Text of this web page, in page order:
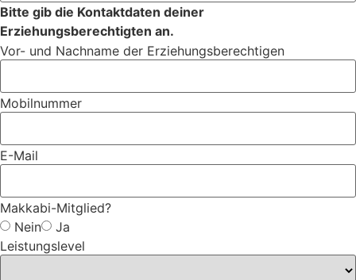
Bitte gib die Kontaktdaten deiner
Erziehungsberechtigten an.
Vor- und Nachname der Erziehungsberechtigen
Mobilnummer
E-Mail
Makkabi-Mitglied?
Nein
Ja
Leistungslevel